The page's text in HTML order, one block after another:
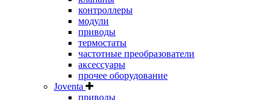
контроллеры
модули
приводы
термостаты
частотные преобразователи
аксессуары
прочее оборудование
Joventa
приводы